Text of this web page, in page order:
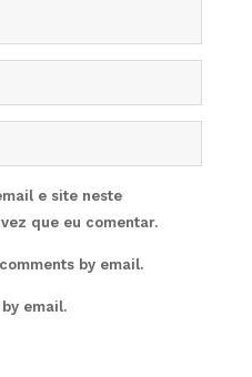
e site neste
que eu comentar.
by email.
email.